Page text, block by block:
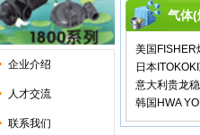
企业介绍
人才交流
联系我们
气体(
美国FISHER
日本
意大利贵龙
韩国HWA